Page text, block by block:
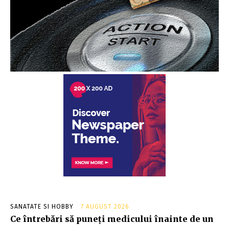
SANATATE SI HOBBY 7 AUGUST 2026
Ce întrebări să puneți medicului înainte de un